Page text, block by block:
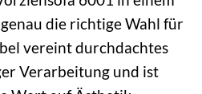
die richtige Wahl für
vereint durchdachtes
Verarbeitung und ist